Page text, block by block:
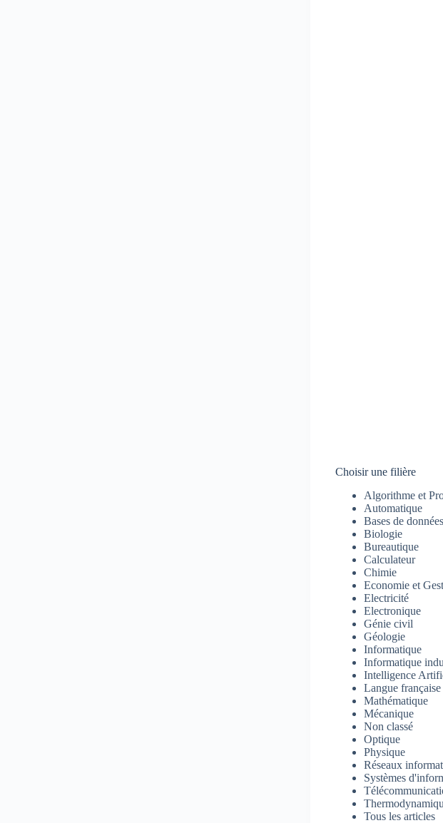
Choisir une filière
Algorithme et
Automatique
Bases de données
Biologie
Bureautique
Calculateur
Chimie
Economie et
Electricité
Electronique
Génie civil
Géologie
Informatique
Informatique
Intelligence
Langue française
Mathématique
Mécanique
Non classé
Optique
Physique
Réseaux
Systèmes
Tous les articles